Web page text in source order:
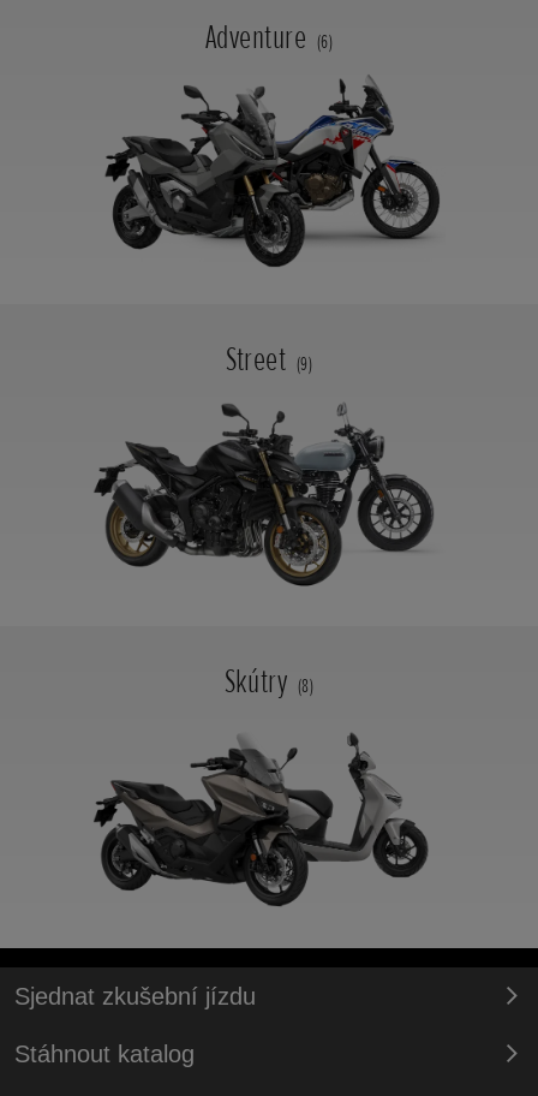
Adventure (6)
Street (9)
Skútry (8)
Sjednat zkušební jízdu
Stáhnout katalog